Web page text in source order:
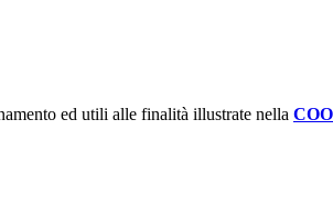
ed utili alle finalità illustrate nella